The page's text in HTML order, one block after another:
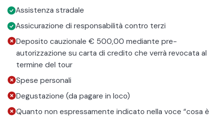
Assistenza stradale
Assicurazione di responsabilità contro terzi
Deposito cauzionale € 500,00 mediante pre-
autorizzazione su carta di credito che verrà revocata al
termine del tour
Spese personali
Degustazione (da pagare in loco)
Quanto non espressamente indicato nella voce “cosa è